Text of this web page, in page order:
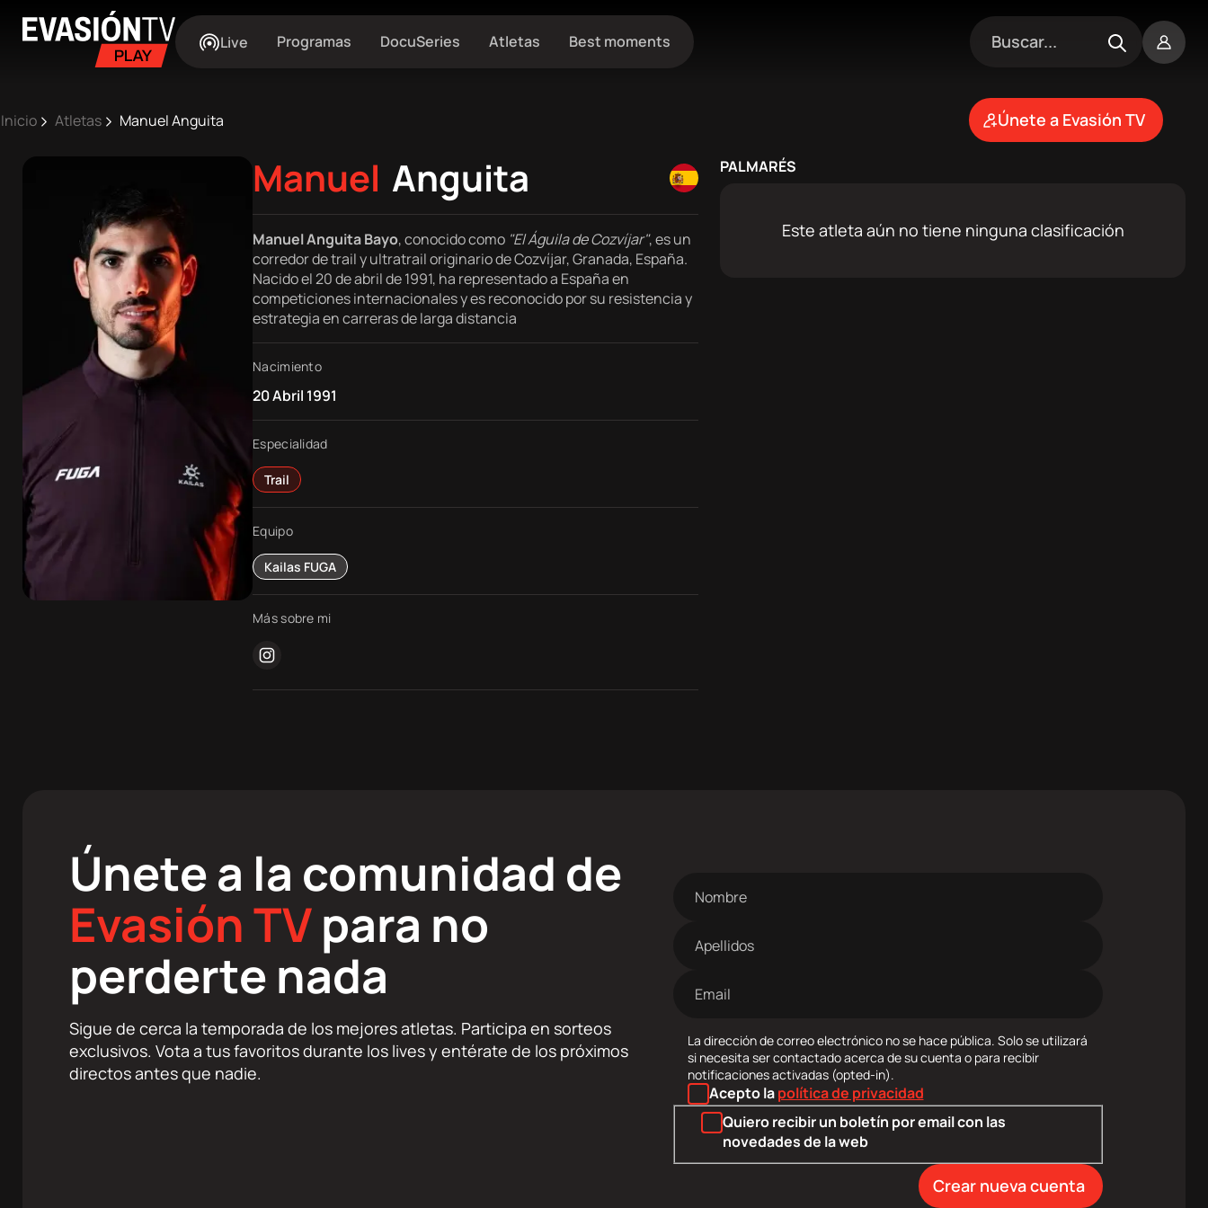
al
Evasion
TV
Central
Live Programas DocuSeries Atletas Best moments
Ruta
navegación
Inicio Atletas Manuel Anguita Únete a Evasión TV
Manuel Anguita
Manuel Anguita Bayo, conocido como "El Águila de Cozvíjar", es un
corredor de trail y ultratrail originario de Cozvíjar, Granada, España.
Nacido el 20 de abril de 1991, ha representado a España en
competiciones internacionales y es reconocido por su resistencia y
estrategia en carreras de larga distancia
Nacimiento
20 Abril 1991
Especialidad
Trail
Equipo
Kailas FUGA
Más sobre mi
instagram
PALMARÉS
Este atleta aún no tiene ninguna clasificación
Únete a la comunidad de
Evasión TVpara no
perderte nada
Sigue de cerca la temporada de los mejores atletas. Participa en sorteos
exclusivos. Vota a tus favoritos durante los lives y entérate de los próximos
directos antes que nadie.
electrónico
La dirección de correo electrónico no se hace pública. Solo se utilizará
si necesita ser contactado acerca de su cuenta o para recibir
notificaciones activadas (opted-in).
Acepto lapolítica de privacidad
Quiero recibir un boletín por email con las
novedades de la web
navigation
Próximos
eventos
Moments
Competiciones
Sobre
nosotros